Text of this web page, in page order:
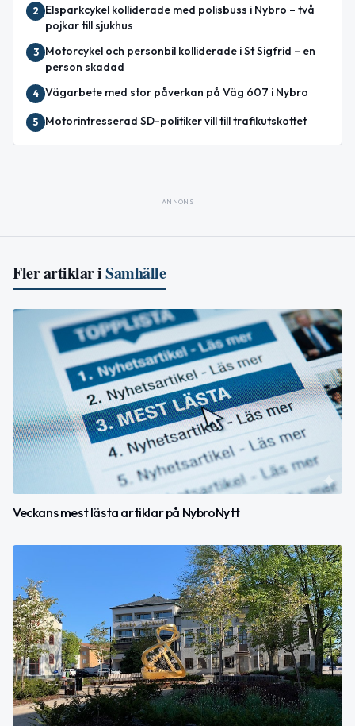
2
Elsparkcykel kolliderade med polisbuss i Nybro – två
pojkar till sjukhus
3
Motorcykel och personbil kolliderade i St Sigfrid – en
person skadad
4 Vägarbete med stor påverkan på Väg 607 i Nybro
5 Motorintresserad SD-politiker vill till trafikutskottet
ANNONS
Fler artiklar iSamhälle
Veckans mest lästa artiklar på NybroNytt